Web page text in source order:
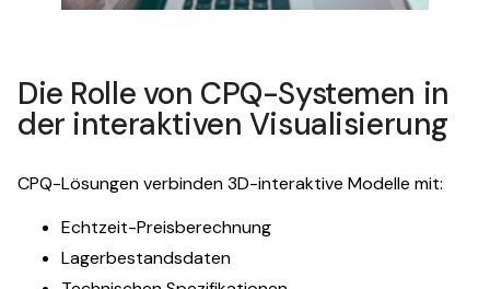
Die Rolle von CPQ-Systemen in
der interaktiven Visualisierung
CPQ-Lösungen verbinden 3D-interaktive Modelle mit:
Echtzeit-Preisberechnung
Lagerbestandsdaten